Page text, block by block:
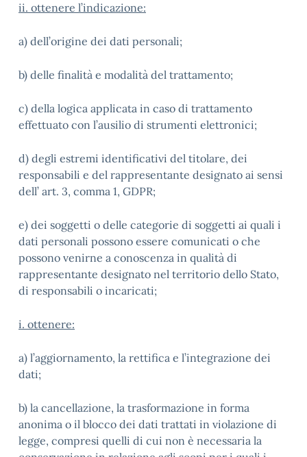
ii. ottenere l’indicazione:
a) dell’origine dei dati personali;
b) delle finalità e modalità del trattamento;
c) della logica applicata in caso di trattamento
effettuato con l’ausilio di strumenti elettronici;
d) degli estremi identificativi del titolare, dei
responsabili e del rappresentante designato ai sensi
dell’ art. 3, comma 1, GDPR;
e) dei soggetti o delle categorie di soggetti ai quali i
dati personali possono essere comunicati o che
possono venirne a conoscenza in qualità di
rappresentante designato nel territorio dello Stato,
di responsabili o incaricati;
i. ottenere:
a) l’aggiornamento, la rettifica e l’integrazione dei
dati;
b) la cancellazione, la trasformazione in forma
anonima o il blocco dei dati trattati in violazione di
legge, compresi quelli di cui non è necessaria la